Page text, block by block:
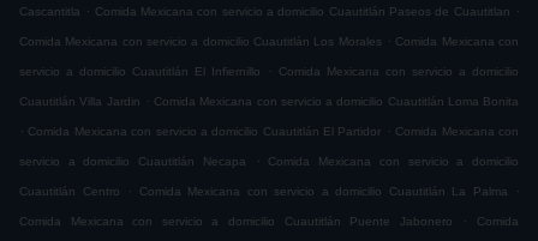
Cascantitla . Comida Mexicana con servicio a domicilio Cuautitlán Paseos de Cuautitlan .
Comida Mexicana con servicio a domicilio Cuautitlán Los Morales . Comida Mexicana con
servicio a domicilio Cuautitlán El Infiernillo . Comida Mexicana con servicio a domicilio
Cuautitlán Villa Jardin . Comida Mexicana con servicio a domicilio Cuautitlán Loma Bonita
. Comida Mexicana con servicio a domicilio Cuautitlán El Partidor . Comida Mexicana con
servicio a domicilio Cuautitlán Necapa . Comida Mexicana con servicio a domicilio
Cuautitlán Centro . Comida Mexicana con servicio a domicilio Cuautitlán La Palma .
Comida Mexicana con servicio a domicilio Cuautitlán Puente Jabonero . Comida